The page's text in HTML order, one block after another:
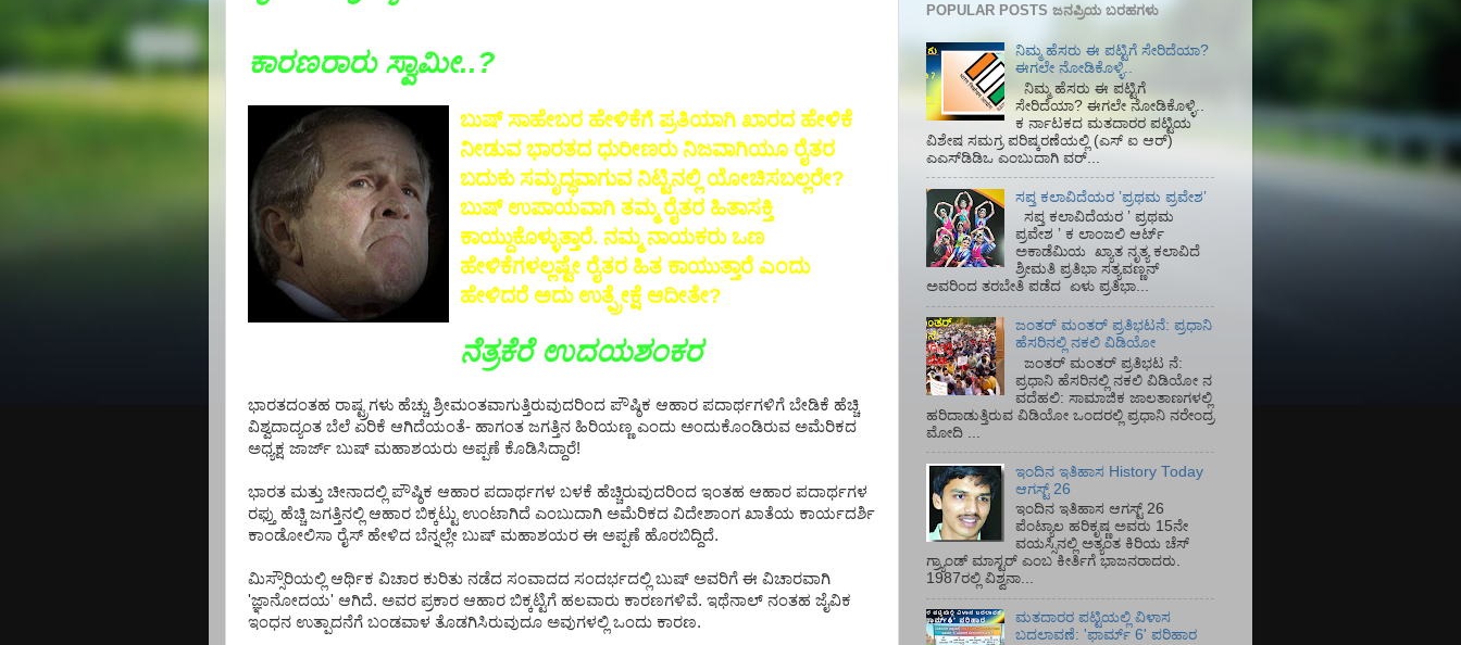
ಕಾರಣರಾರು ಸ್ವಾಮೀ..?
ಬುಷ್ ಸಾಹೇಬರ ಹೇಳಿಕೆಗೆ ಪ್ರತಿಯಾಗಿ ಖಾರದ ಹೇಳಿಕೆ
ನೀಡುವ ಭಾರತದ ಧುರೀಣರು ನಿಜವಾಗಿಯೂ ರೈತರ
ಬದುಕು ಸಮೃದ್ಧವಾಗುವ ನಿಟ್ಟಿನಲ್ಲಿ ಯೋಚಿಸಬಲ್ಲರೇ?
ಬುಷ್ ಉಪಾಯವಾಗಿ ತಮ್ಮ ರೈತರ ಹಿತಾಸಕ್ತಿ
ಕಾಯ್ದುಕೊಳ್ಳುತ್ತಾರೆ. ನಮ್ಮ ನಾಯಕರು ಒಣ
ಹೇಳಿಕೆಗಳಲ್ಲಷ್ಟೇ ರೈತರ ಹಿತ ಕಾಯುತ್ತಾರೆ ಎಂದು
ಹೇಳಿದರೆ ಅದು ಉತ್ಪ್ರೇಕ್ಷೆ ಆದೀತೇ?
ನೆತ್ರಕೆರೆ ಉದಯಶಂಕರ
ಭಾರತದಂತಹ ರಾಷ್ಟ್ರಗಳು ಹೆಚ್ಚು ಶ್ರೀಮಂತವಾಗುತ್ತಿರುವುದರಿಂದ ಪೌಷ್ಠಿಕ ಆಹಾರ ಪದಾರ್ಥಗಳಿಗೆ ಬೇಡಿಕೆ ಹೆಚ್ಚಿ
ವಿಶ್ವದಾದ್ಯಂತ ಬೆಲೆ ಏರಿಕೆ ಆಗಿದೆಯಂತೆ- ಹಾಗಂತ ಜಗತ್ತಿನ ಹಿರಿಯಣ್ಣ ಎಂದು ಅಂದುಕೊಂಡಿರುವ ಅಮೆರಿಕದ
ಅಧ್ಯಕ್ಷ ಜಾರ್ಜ್ ಬುಷ್ ಮಹಾಶಯರು ಅಪ್ಪಣೆ ಕೊಡಿಸಿದ್ದಾರೆ!
ಭಾರತ ಮತ್ತು ಚೀನಾದಲ್ಲಿ ಪೌಷ್ಠಿಕ ಆಹಾರ ಪದಾರ್ಥಗಳ ಬಳಕೆ ಹೆಚ್ಚಿರುವುದರಿಂದ ಇಂತಹ ಆಹಾರ ಪದಾರ್ಥಗಳ
ರಫ್ತು ಹೆಚ್ಚಿ ಜಗತ್ತಿನಲ್ಲಿ ಆಹಾರ ಬಿಕ್ಕಟ್ಟು ಉಂಟಾಗಿದೆ ಎಂಬುದಾಗಿ ಅಮೆರಿಕದ ವಿದೇಶಾಂಗ ಖಾತೆಯ ಕಾರ್ಯದರ್ಶಿ
ಕಾಂಡೋಲಿಸಾ ರೈಸ್ ಹೇಳಿದ ಬೆನ್ನಲ್ಲೇ ಬುಷ್ ಮಹಾಶಯರ ಈ ಅಪ್ಪಣೆ ಹೊರಬಿದ್ದಿದೆ.
ಮಿಸ್ಸೌರಿಯಲ್ಲಿ ಆರ್ಥಿಕ ವಿಚಾರ ಕುರಿತು ನಡೆದ ಸಂವಾದದ ಸಂದರ್ಭದಲ್ಲಿ ಬುಷ್ ಅವರಿಗೆ ಈ ವಿಚಾರವಾಗಿ
'ಜ್ಞಾನೋದಯ' ಆಗಿದೆ. ಅವರ ಪ್ರಕಾರ ಆಹಾರ ಬಿಕ್ಕಟ್ಟಿಗೆ ಹಲವಾರು ಕಾರಣಗಳಿವೆ. ಇಥೆನಾಲ್ ನಂತಹ ಜೈವಿಕ
ಇಂಧನ ಉತ್ಪಾದನೆಗೆ ಬಂಡವಾಳ ತೊಡಗಿಸಿರುವುದೂ ಅವುಗಳಲ್ಲಿ ಒಂದು ಕಾರಣ.
POPULAR POSTS ಜನಪ್ರಿಯ ಬರಹಗಳು
ನಿಮ್ಮ ಹೆಸರು ಈ ಪಟ್ಟಿಗೆ ಸೇರಿದೆಯಾ?
ಈಗಲೇ ನೋಡಿಕೊಳ್ಳಿ..
ನಿಮ್ಮ ಹೆಸರು ಈ ಪಟ್ಟಿಗೆ
ಸೇರಿದೆಯಾ? ಈಗಲೇ ನೋಡಿಕೊಳ್ಳಿ..
ಕ ರ್ನಾಟಕದ ಮತದಾರರ ಪಟ್ಟಿಯ
ವಿಶೇಷ ಸಮಗ್ರ ಪರಿಷ್ಕರಣೆಯಲ್ಲಿ (ಎಸ್‌ ಐ ಆರ್)‌
ಎಎಸ್‌ಡಿಡಿಒ ಎಂಬುದಾಗಿ ವರ್...
ಸಪ್ತ ಕಲಾವಿದೆಯರ ʼಪ್ರಥಮ ಪ್ರವೇಶʼ
ಸಪ್ತ ಕಲಾವಿದೆಯರ ʼ ಪ್ರಥಮ
ಪ್ರವೇಶ ʼ ಕ ಲಾಂಜಲಿ ಆರ್ಟ್
ಅಕಾಡೆಮಿಯ‌ ಖ್ಯಾತ ನೃತ್ಯ ಕಲಾವಿದೆ
ಶ್ರೀಮತಿ ಪ್ರತಿಭಾ ಸತ್ಯವಣ್ಣನ್
ಅವರಿಂದ ತರಬೇತಿ ಪಡೆದ ಏಳು ಪ್ರತಿಭಾ...
ಜಂತರ್ ಮಂತರ್ ಪ್ರತಿಭಟನೆ: ಪ್ರಧಾನಿ
ಹೆಸರಿನಲ್ಲಿ ನಕಲಿ ವಿಡಿಯೋ
ಜಂತರ್ ಮಂತರ್ ಪ್ರತಿಭಟ ನೆ:
ಪ್ರಧಾನಿ ಹೆಸರಿನಲ್ಲಿ ನಕಲಿ ವಿಡಿಯೋ ನ
ವದೆಹಲಿ: ಸಾಮಾಜಿಕ ಜಾಲತಾಣಗಳಲ್ಲಿ
ಹರಿದಾಡುತ್ತಿರುವ ವಿಡಿಯೋ ಒಂದರಲ್ಲಿ ಪ್ರಧಾನಿ ನರೇಂದ್ರ
ಮೋದಿ ...
ಇಂದಿನ ಇತಿಹಾಸ History Today
ಆಗಸ್ಟ್ 26
ಇಂದಿನ ಇತಿಹಾಸ ಆಗಸ್ಟ್ 26
ಪೆಂಟ್ಯಾಲ ಹರಿಕೃಷ್ಣ ಅವರು 15ನೇ
ವಯಸ್ಸಿನಲ್ಲಿ ಅತ್ಯಂತ ಕಿರಿಯ ಚೆಸ್
ಗ್ರ್ಯಾಂಡ್ ಮಾಸ್ಟರ್ ಎಂಬ ಕೀರ್ತಿಗೆ ಭಾಜನರಾದರು.
1987ರಲ್ಲಿ ವಿಶ್ವನಾ...
ಮತದಾರರ ಪಟ್ಟಿಯಲ್ಲಿ ವಿಳಾಸ
ಬದಲಾವಣೆ: 'ಫಾರ್ಮ್ 6' ಪರಿಹಾರ